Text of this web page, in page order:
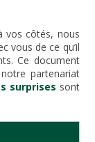
vos côtés, nous
vous de ce qu’il
Ce document
partenariat
surprises sont